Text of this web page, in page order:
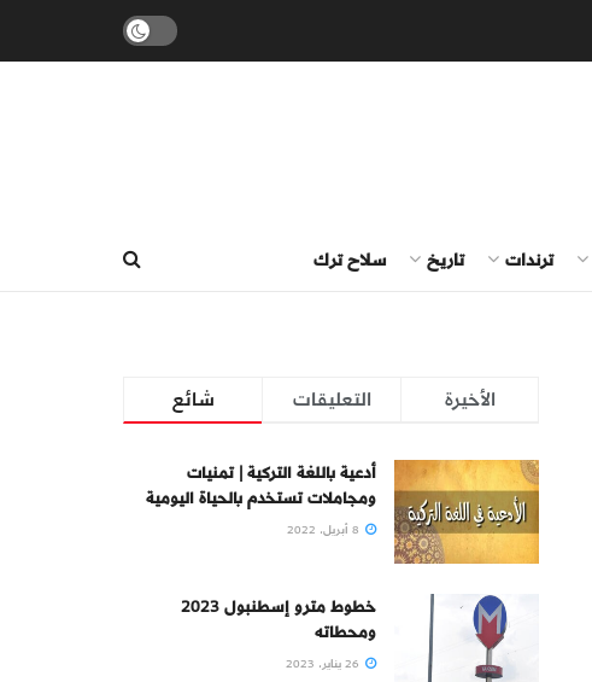
ترندات تاريخ سلاح ترك
شائع التعليقات الأخيرة
أدعية باللغة التركية | تمنيات
ومجاملات تستخدم بالحياة اليومية
خطوط مترو إسطنبول 2023
ومحطاته